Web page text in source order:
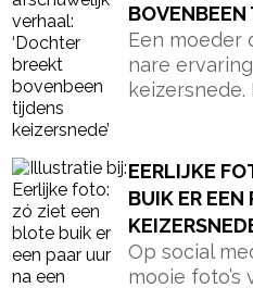
BOVENBEEN
Een moeder
nare
keizersnede.
EERLIJKE
BUIK ER EEN
Op social
mooie